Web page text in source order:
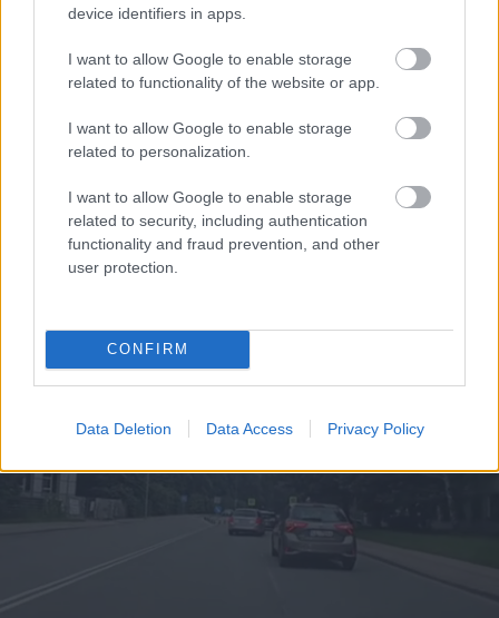
device identifiers in apps.
I want to allow Google to enable storage
related to functionality of the website or app.
I want to allow Google to enable storage
related to personalization.
I want to allow Google to enable storage
related to security, including authentication
functionality and fraud prevention, and other
user protection.
CONFIRM
Data Deletion Data Access Privacy Policy
Vai darbs no 9.00 līdz
17.00 jūs tracina?
Numerologi izceļ četrus
dzimšanas datumus,
kuru īpašniekiem
“Es neesmu muļķe!”
Elīna Didrihsone atklāj,
kā iemācījusies
sadzīvot ar visu, kas